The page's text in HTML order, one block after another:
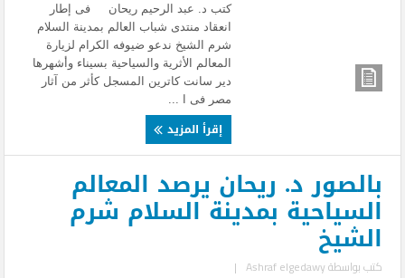
كتب د. عبد الرحيم ريحان فى إطار
انعقاد منتدى شباب العالم بمدينة السلام
شرم الشيخ ندعو ضيوفه الكرام لزيارة
المعالم الأثرية والسياحية بسيناء وأشهرها
دير سانت كاترين المسجل كأثر من آثار
مصر فى ا ...
إقرأ المزيد
بالصور د. ريحان يرصد المعالم
السياحية بمدينة السلام شرم
الشيخ
كتب بواسطةAshraf elgedawy
|